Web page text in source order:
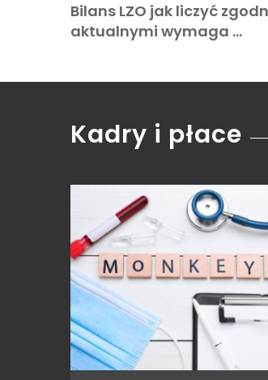
Bilans LZO jak liczyć
aktualnymi wymaga …
Kadry i płace